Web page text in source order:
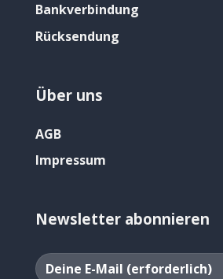
Bankverbindung
Rücksendung
Über uns
AGB
Impressum
Newsletter abonnieren